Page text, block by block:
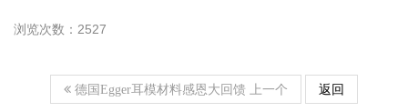
浏览次数：2527
德国Egger耳模材料感恩大回馈 上一个 返回